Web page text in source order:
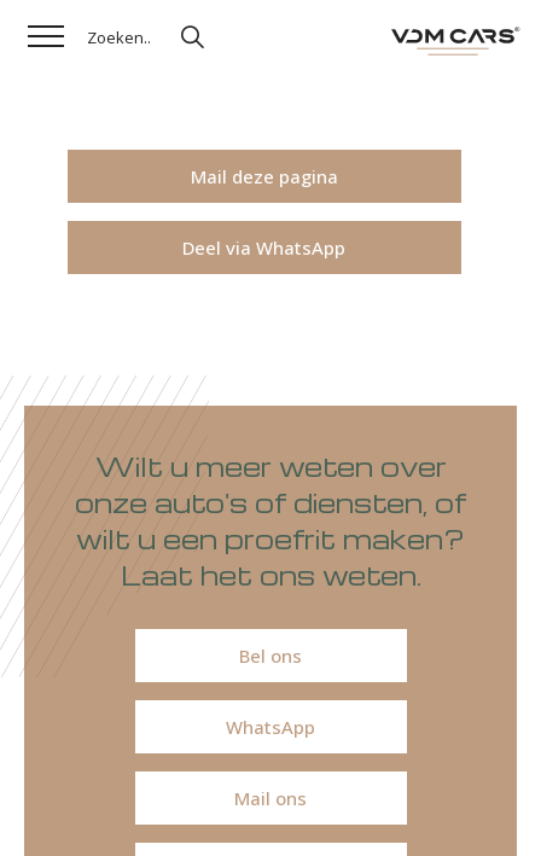
Mail deze pagina
Deel via WhatsApp
Wilt u meer weten over
onze auto's of diensten, of
wilt u een proefrit maken?
Laat het ons weten.
Bel ons
WhatsApp
Mail ons